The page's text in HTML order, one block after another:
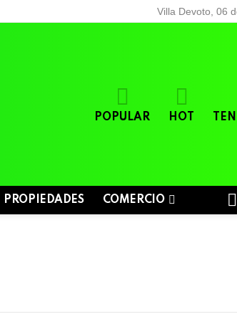
Villa Devoto, 06
POPULAR HOT
PROPIEDADES COMERCIO